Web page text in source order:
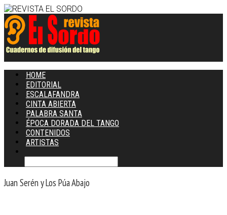
HOME
EDITORIAL
ESCALAFANDRA
CINTA ABIERTA
PALABRA SANTA
ÉPOCA DORADA DEL TANGO
CONTENIDOS
ARTISTAS
Juan Serén y Los Púa Abajo